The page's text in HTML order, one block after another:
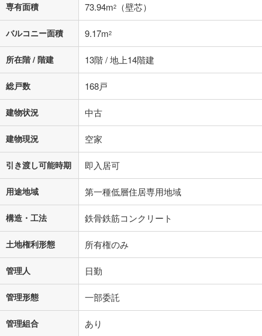
専有面積 73.94m2 （壁芯）
バルコニー面積 9.17m2
所在階 / 階建 13階 / 地上14階建
総戸数 168戸
建物状況 中古
建物現況 空家
引き渡し可能時期 即入居可
用途地域 第一種低層住居専用地域
構造・工法 鉄骨鉄筋コンクリート
土地権利形態 所有権のみ
管理人 日勤
管理形態 一部委託
管理組合 あり